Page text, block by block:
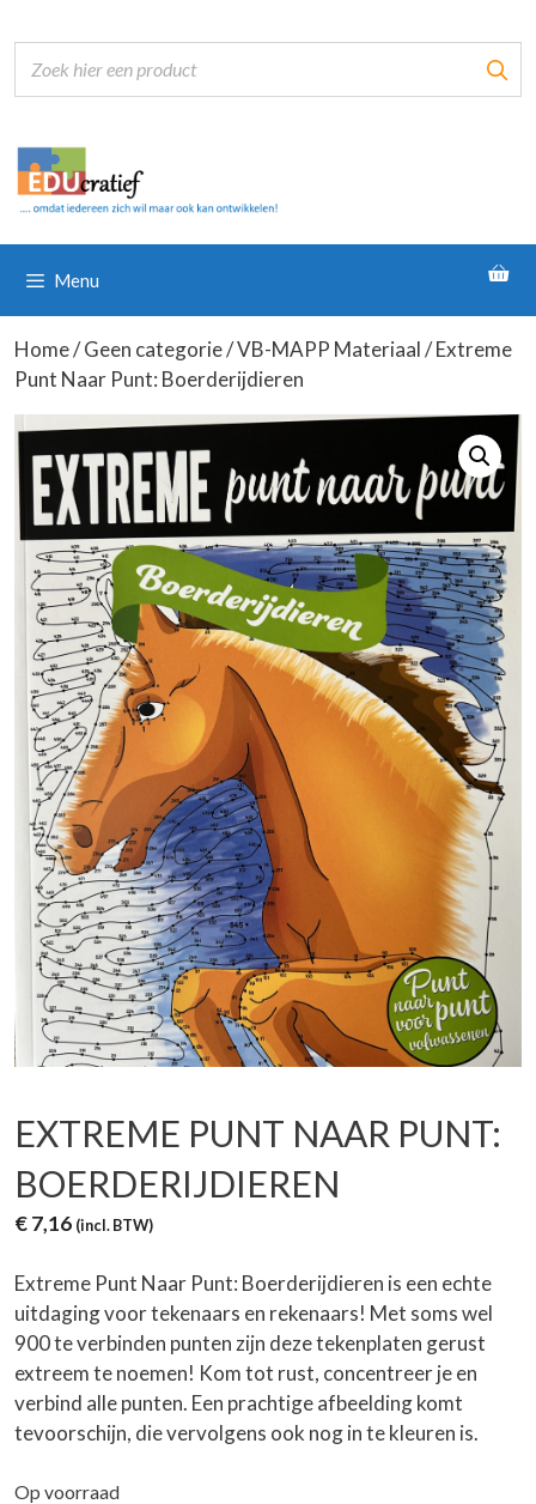
naar
inhoud
Menu
Home/Geen categorie/VB-MAPP Materiaal/ Extreme
Punt Naar Punt: Boerderijdieren
EXTREME PUNT NAAR PUNT:
BOERDERIJDIEREN
€7,16 (incl. BTW)
Extreme Punt Naar Punt: Boerderijdieren is een echte
uitdaging voor tekenaars en rekenaars! Met soms wel
900 te verbinden punten zijn deze tekenplaten gerust
extreem te noemen! Kom tot rust, concentreer je en
verbind alle punten. Een prachtige afbeelding komt
tevoorschijn, die vervolgens ook nog in te kleuren is.
Op voorraad